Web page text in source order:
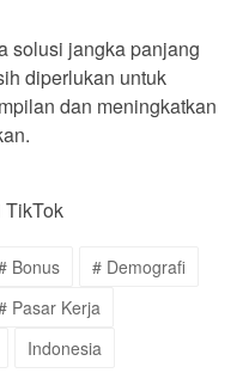
solusi jangka panjang
diperlukan untuk
dan meningkatkan
TikTok
Bonus
# Demografi
Pasar Kerja
Indonesia